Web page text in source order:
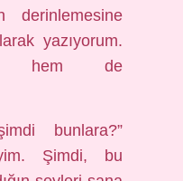
yazıyorum.
hem de
bunlara?”
Şimdi, bu